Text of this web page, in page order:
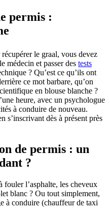
permis :
le graal, vous devez
médecin et passer des tests
? Qu’est ce qu’ils ont
ce mot barbare, qu’on
en blouse blanche ?
heure, avec un psychologue
à conduire de nouveau.
s’inscrivant dès à présent près
de permis : un
?
fouler l’asphalte, les cheveux
blanc ? Ou tout simplement,
à conduire (chauffeur de taxi